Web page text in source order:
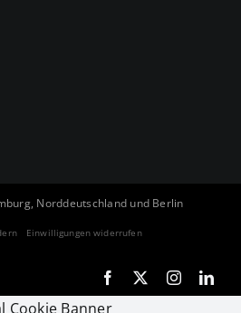
Norddeutschland und Berlin
Einwilligungen widerrufen
Cookie Banner